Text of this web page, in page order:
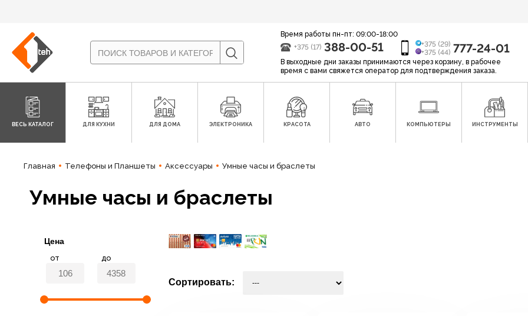
Время работы пн-пт: 09:00-18:00
+375 (17) 388-00-51
+375 (29)
+375 (44) 777-24-01
В выходные дни заказы принимаются через корзину, в рабочее
время с вами свяжется оператор для подтверждения заказа.
ВЕСЬ КАТАЛОГ ДЛЯ КУХНИ ДЛЯ ДОМА ЭЛЕКТРОНИКА КРАСОТА АВТО КОМПЬЮТЕРЫ ИНСТРУМЕНТЫ
Главная Телефоны и Планшеты Аксессуары Умные часы и браслеты
Умные часы и браслеты
Цена
от до
Сортировать: